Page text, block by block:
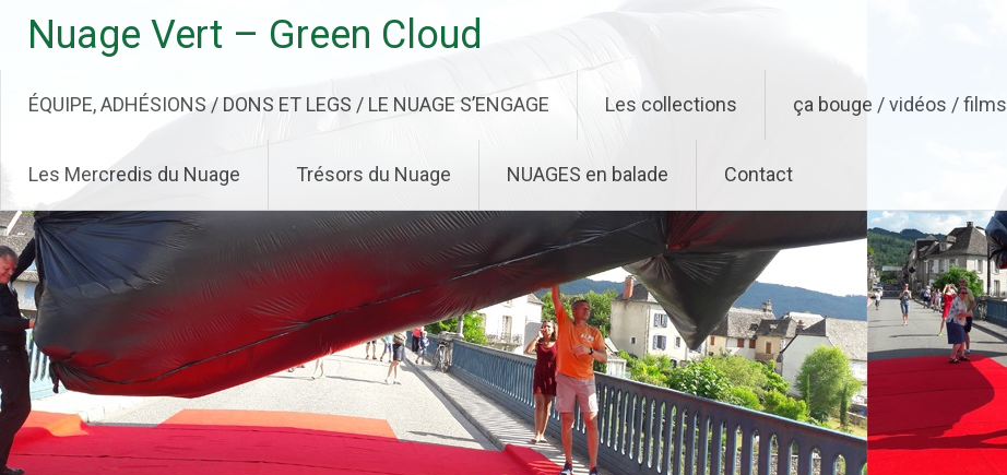
contenu
principal
Nuage Vert – Green Cloud
ÉQUIPE, ADHÉSIONS / DONS ET LEGS / LE NUAGE S’ENGAGE Les collections ça bouge / vidéos / films
Les Mercredis du Nuage Trésors du Nuage NUAGES en balade Contact